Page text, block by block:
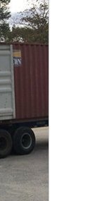
グループ会社
情報保護方針(株式